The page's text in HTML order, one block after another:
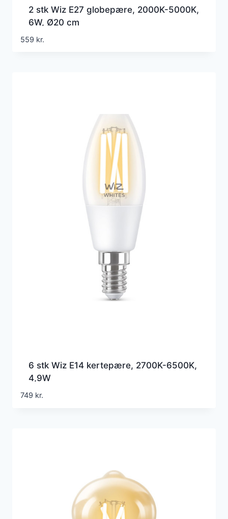
2 stk Wiz E27 globepære, 2000K-5000K,
6W, Ø20 cm
559 kr.
6 stk Wiz E14 kertepære, 2700K-6500K,
4,9W
749 kr.